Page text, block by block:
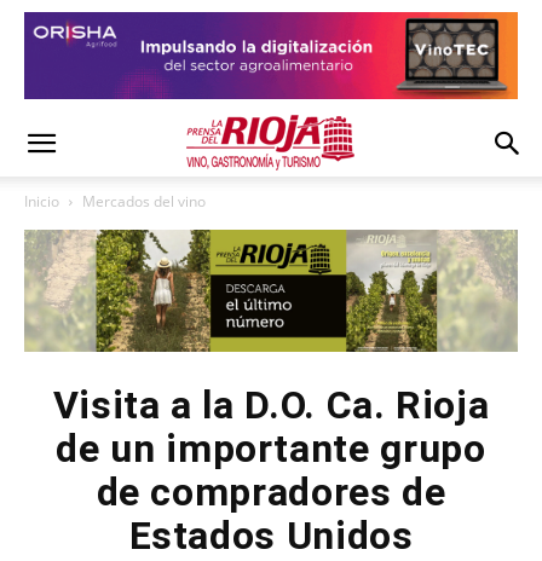
Inicio Mercados del vino
Visita a la D.O. Ca. Rioja
de un importante grupo
de compradores de
Estados Unidos